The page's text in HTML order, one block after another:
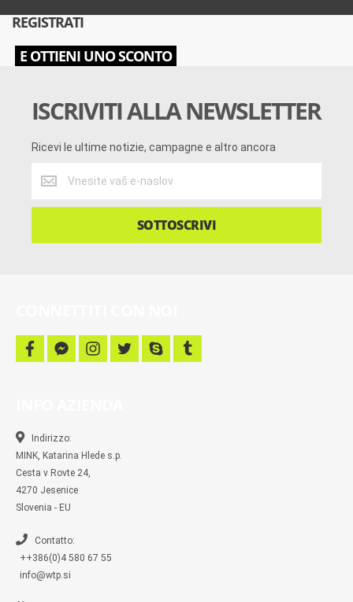
REGISTRATI
E OTTIENI UNO SCONTO
ISCRIVITI ALLA NEWSLETTER
Ricevi le ultime notizie, campagne e altro ancora
SOTTOSCRIVI
f
a
k
f
a
-
m
e
s
s
e
n
r
i
n
t
w
s
k
t
u
Indirizzo:
MINK, Katarina Hlede s.p.
Cesta v Rovte 24,
4270 Jesenice
Slovenia - EU
Contatto:
++386(0)4 580 67 55
info@wtp.si